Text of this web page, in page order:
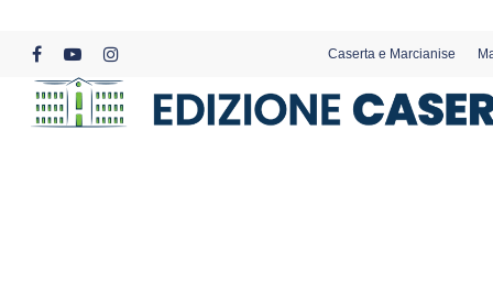
content
facebookyoutubeinstagram
Caserta e Marcianise